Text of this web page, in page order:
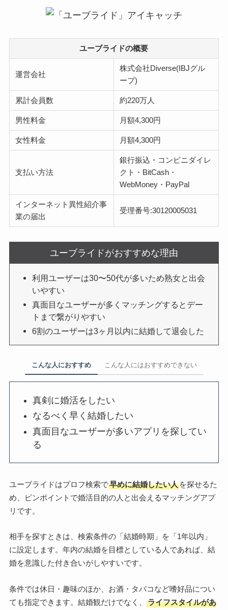
ユーブライドの概要
運営会社
株式会社Diverse(IBJグル
ープ)
累計会員数 約220万人
男性料金 月額4,300円
女性料金 月額4,300円
支払い方法
銀行振込・コンビニダイレ
クト・BitCash・
WebMoney・PayPal
インターネット異性紹介事
業の届出
受理番号:30120005031
ユーブライドがおすすめな理由
利用ユーザーは30〜50代が多いため熟女と出会
いやすい
真面目なユーザーが多くマッチングするとデー
トまで繋がりやすい
6割のユーザーは3ヶ月以内に結婚して退会した
こんな人におすすめ こんな人にはおすすめできない
真剣に婚活をしたい
なるべく早く結婚したい
真面目なユーザーが多いアプリを探してい
る
ユーブライドはプロフ検索で早めに結婚したい人を探せるた
め、ピンポイントで婚活目的の人と出会えるマッチングアプ
リです。
相手を探すときは、検索条件の「結婚時期」を「1年以内」
に設定します。年内の結婚を目標としている人であれば、結
婚を意識した付き合いがしやすいです。
条件では休日・趣味のほか、お酒・タバコなど嗜好品につい
ても指定できます。結婚観だけでなく、
ライフスタイルがあ